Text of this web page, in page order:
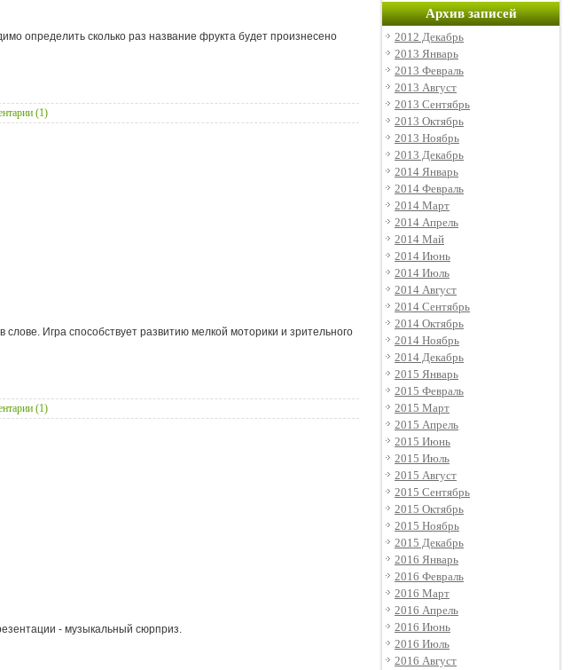
определить сколько раз название фрукта будет произнесено
(1)
Игра способствует развитию мелкой моторики и зрительного
(1)
- музыкальный сюрприз.
Архив записей
2012 Декабрь
2013 Январь
2013 Февраль
2013 Август
2013 Сентябрь
2013 Октябрь
2013 Ноябрь
2013 Декабрь
2014 Январь
2014 Февраль
2014 Март
2014 Апрель
2014 Май
2014 Июнь
2014 Июль
2014 Август
2014 Сентябрь
2014 Октябрь
2014 Ноябрь
2014 Декабрь
2015 Январь
2015 Февраль
2015 Март
2015 Апрель
2015 Июнь
2015 Июль
2015 Август
2015 Сентябрь
2015 Октябрь
2015 Ноябрь
2015 Декабрь
2016 Январь
2016 Февраль
2016 Март
2016 Апрель
2016 Июнь
2016 Июль
2016 Август